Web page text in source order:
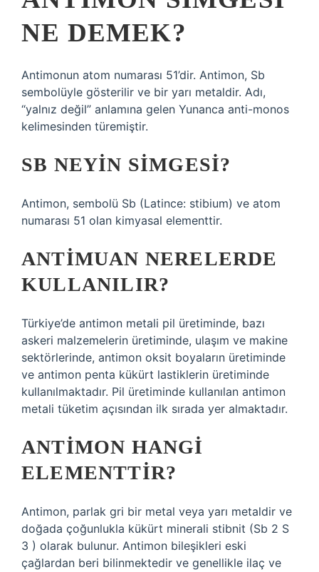
NE DEMEK?
Antimonun atom numarası 51’dir. Antimon, Sb
sembolüyle gösterilir ve bir yarı metaldir. Adı,
“yalnız değil” anlamına gelen Yunanca anti-monos
kelimesinden türemiştir.
SB NEYIN SIMGESI?
Antimon, sembolü Sb (Latince: stibium) ve atom
numarası 51 olan kimyasal elementtir.
ANTIMUAN NERELERDE
KULLANILIR?
Türkiye’de antimon metali pil üretiminde, bazı
askeri malzemelerin üretiminde, ulaşım ve makine
sektörlerinde, antimon oksit boyaların üretiminde
ve antimon penta kükürt lastiklerin üretiminde
kullanılmaktadır. Pil üretiminde kullanılan antimon
metali tüketim açısından ilk sırada yer almaktadır.
ANTIMON HANGI
ELEMENTTIR?
Antimon, parlak gri bir metal veya yarı metaldir ve
doğada çoğunlukla kükürt minerali stibnit (Sb 2 S
3 ) olarak bulunur. Antimon bileşikleri eski
çağlardan beri bilinmektedir ve genellikle ilaç ve